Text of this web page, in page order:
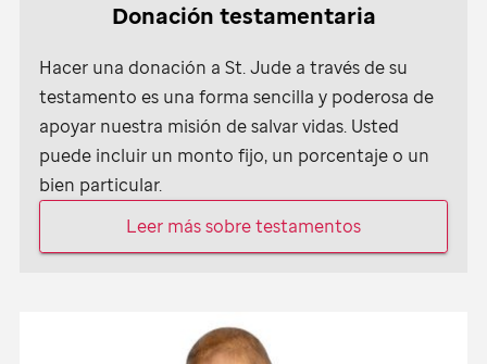
Donación testamentaria
Hacer una donación a St. Jude a través de su
testamento es una forma sencilla y poderosa de
apoyar nuestra misión de salvar vidas. Usted
puede incluir un monto fijo, un porcentaje o un
bien particular.
Leer más sobre testamentos